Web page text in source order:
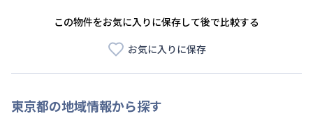
この物件をお気に入りに保存して後で比較する
お気に入りに保存
東京都の地域情報から探す